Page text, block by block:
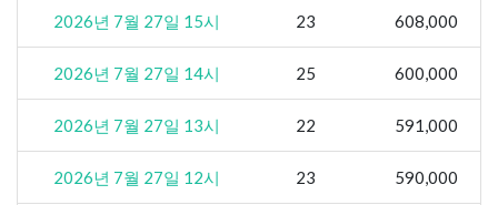
2026년 7월 27일 15시 23 608,000
2026년 7월 27일 14시 25 600,000
2026년 7월 27일 13시 22 591,000
2026년 7월 27일 12시 23 590,000